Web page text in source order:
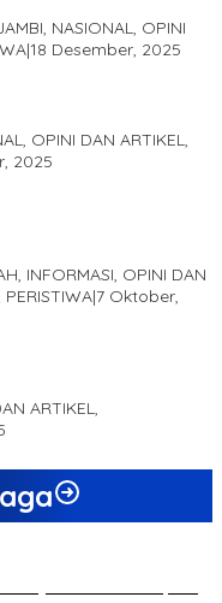
NASIONAL, OPINI
|18 Desember, 2025
OPINI DAN ARTIKEL,
2025
INFORMASI, OPINI DAN
PERISTIWA|7 Oktober,
ARTIKEL,